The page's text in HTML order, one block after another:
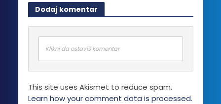
Dodaj komentar
Klikni da ostaviš komentar
This site uses Akismet to reduce spam.
Learn how your comment data is processed.